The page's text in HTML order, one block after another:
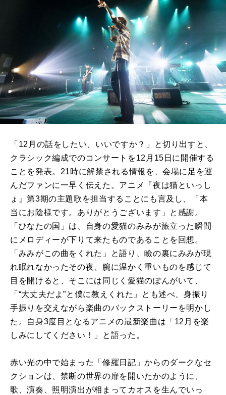
「12月の話をしたい、いいですか？」と切り出すと、
クラシック編成でのコンサートを12月15日に開催する
ことを発表。21時に解禁される情報を、会場に足を運
んだファンに一早く伝えた。アニメ『夜は猫といっし
ょ』第3期の主題歌を担当することにも言及し、「本
当にお陰様です。ありがとうございます」と感謝。
「ひなたの国」は、自身の愛猫のみみが旅立った瞬間
にメロディーが下りて来たものであることを回想。
「みみがこの曲をくれた」と語り、瞼の裏にみみが現
れ眠れなかったその夜、腕に温かく重いものを感じて
目を開けると、そこには同じく愛猫のぽんがいて、
「“大丈夫だよ”と僕に教えくれた」とも述べ、身振り
手振りを交えながら楽曲のバックストーリーを明かし
た。自身3度目となるアニメの最新楽曲は「12月を楽
しみにしてください！」と語った。
赤い光の中で始まった「修羅日記」からのダークなセ
クションは、禁断の世界の扉を開いたかのように、
歌、演奏、照明演出が相まってカオスを生んでいっ